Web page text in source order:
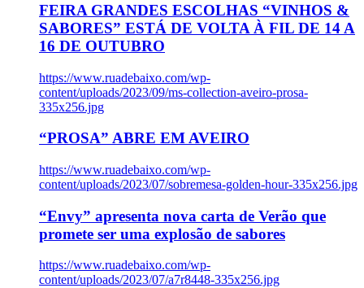
FEIRA GRANDES ESCOLHAS “VINHOS &
SABORES” ESTÁ DE VOLTA À FIL DE 14 A
16 DE OUTUBRO
https://www.ruadebaixo.com/wp-
content/uploads/2023/09/ms-collection-aveiro-prosa-
335x256.jpg
“PROSA” ABRE EM AVEIRO
https://www.ruadebaixo.com/wp-
content/uploads/2023/07/sobremesa-golden-hour-335x256.jpg
“Envy” apresenta nova carta de Verão que
promete ser uma explosão de sabores
https://www.ruadebaixo.com/wp-
content/uploads/2023/07/a7r8448-335x256.jpg